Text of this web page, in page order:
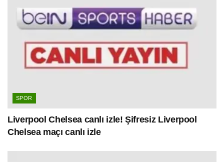
SPOR
Liverpool Chelsea canlı izle! Şifresiz Liverpool
Chelsea maçı canlı izle